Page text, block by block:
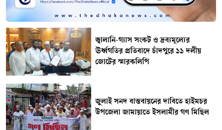
জ্বালানি-গ্যাস সংকট ও দ্রব্যমূল্যের
ঊর্ধ্বগতির প্রতিবাদে চাঁদপুরে ১১ দলীয়
জোটের স্মারকলিপি
জুলাই সনদ বাস্তবায়নের দাবিতে হাইমচর
উপজেলা জামায়াতে ইসলামীর গণ মিছিল